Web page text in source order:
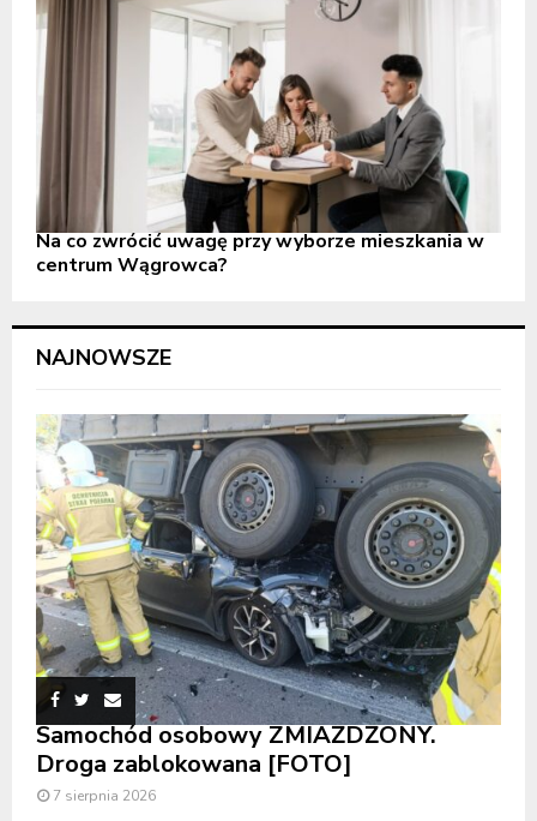
Na co zwrócić uwagę przy wyborze mieszkania w
centrum Wągrowca?
NAJNOWSZE
Samochód osobowy ZMIAŻDŻONY.
Droga zablokowana [FOTO]
7 sierpnia 2026